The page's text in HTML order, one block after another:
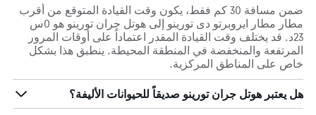
ضمن مسافة 30 كم فقط، يكون وقت القيادة المتوقع من أقرب
مطار مطار ايروبرتو دى تورينو إلى هوتل جران تورينو هو 0س
23د. قد يختلف وقت القيادة المقدر اعتماداً على أوقات المرور
المرتفعة والمنخفضة في المنطقة المحيطة. ينطبق هذا بشكل
خاص على المناطق المركزية.
هل يعتبر هوتل جران تورينو صديقاً للحيوانات الأليفة؟